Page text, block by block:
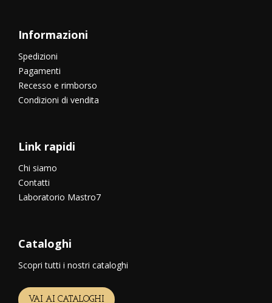
Informazioni
Spedizioni
Pagamenti
Recesso e rimborso
Condizioni di vendita
Link rapidi
Chi siamo
Contatti
Laboratorio Mastro7
Cataloghi
Scopri tutti i nostri cataloghi
VAI AI CATALOGHI